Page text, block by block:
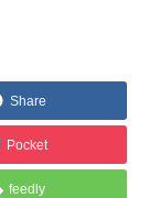
Share
Pocket
feedly